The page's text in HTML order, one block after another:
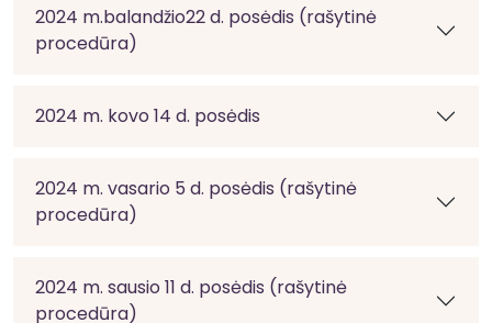
2024 m.balandžio22 d. posėdis (rašytinė
procedūra)
2024 m. kovo 14 d. posėdis
2024 m. vasario 5 d. posėdis (rašytinė
procedūra)
2024 m. sausio 11 d. posėdis (rašytinė
procedūra)